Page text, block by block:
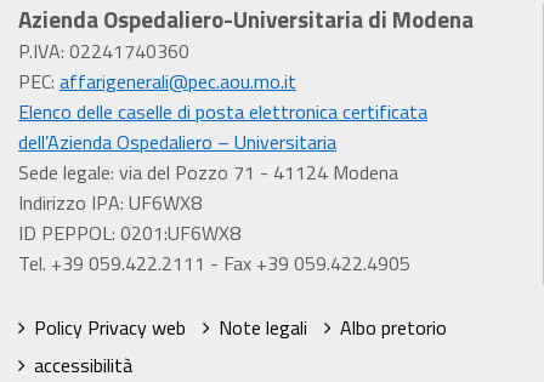
Azienda Ospedaliero-Universitaria di Modena
P.IVA: 02241740360
PEC: affarigenerali@pec.aou.mo.it
Elenco delle caselle di posta elettronica certificata
dell’Azienda Ospedaliero – Universitaria
Sede legale: via del Pozzo 71 - 41124 Modena
Indirizzo IPA: UF6WX8
ID PEPPOL: 0201:UF6WX8
Tel. +39 059.422.2111 - Fax +39 059.422.4905
Policy Privacy web Note legali
Albo pretorio
accessibilità